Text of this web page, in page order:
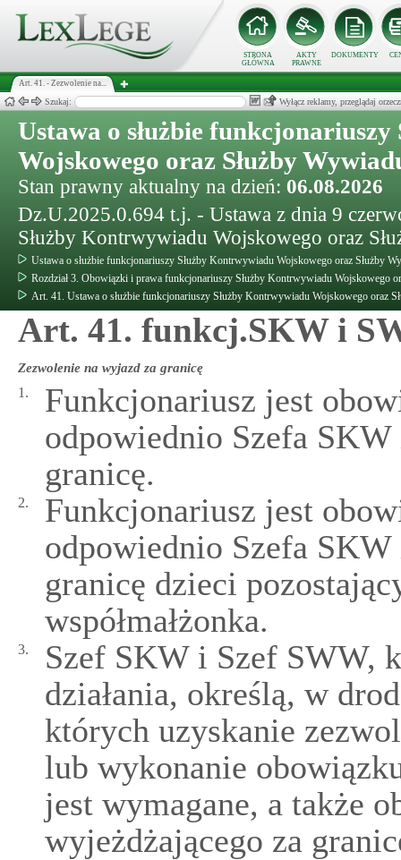
STRONA
GŁÓWNA
AKTY
PRAWNE
DOKUMENTY
Art. 41. - Zezwolenie na...
Szukaj: Wyłącz reklamy, przeglądaj
Ustawa o służbie
Wojskowego oraz Służby
Stan prawny aktualny na dzień: 06.08.2026
Dz.U.2025.0.694 t.j. - Ustawa z dnia 9
Służby Kontrwywiadu Wojskowego oraz
Ustawa o służbie funkcjonariuszy Służby Kontrwywiadu Wojskowego oraz Służby
Rozdział 3. Obowiązki i prawa funkcjonariuszy Służby Kontrwywiadu Wojskowego
Art. 41. Ustawa o służbie funkcjonariuszy Służby Kontrwywiadu Wojskowego oraz
Art. 41. funkcj.SKW i
Zezwolenie na wyjazd za granicę
1.
Funkcjonariusz jest
odpowiednio Szefa
granicę.
2.
Funkcjonariusz jest
odpowiednio Szefa
granicę dzieci
współmałżonka.
3.
Szef SKW i Szef SWW,
działania, określą, w
których uzyskanie
lub wykonanie
jest wymagane, a także
wyjeżdżającego za